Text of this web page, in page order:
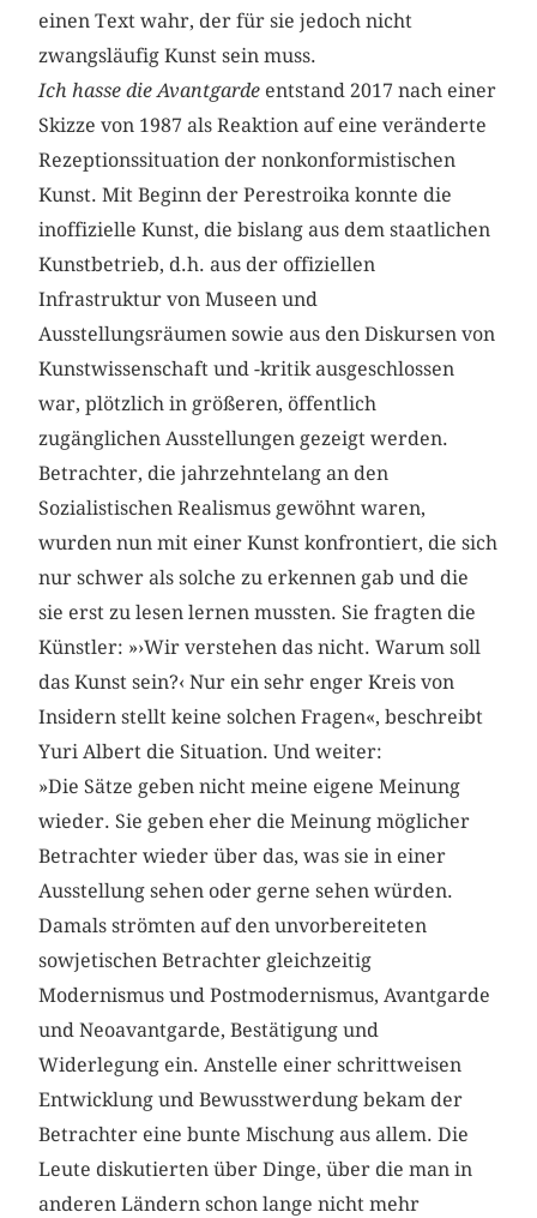
einen Text wahr, der für sie jedoch nicht
zwangsläufig Kunst sein muss.
Ich hasse die Avantgarde entstand 2017 nach einer
Skizze von 1987 als Reaktion auf eine veränderte
Rezeptionssituation der nonkonformistischen
Kunst. Mit Beginn der Perestroika konnte die
inoffizielle Kunst, die bislang aus dem staatlichen
Kunstbetrieb, d.h. aus der offiziellen
Infrastruktur von Museen und
Ausstellungsräumen sowie aus den Diskursen von
Kunstwissenschaft und -kritik ausgeschlossen
war, plötzlich in größeren, öffentlich
zugänglichen Ausstellungen gezeigt werden.
Betrachter, die jahrzehntelang an den
Sozialistischen Realismus gewöhnt waren,
wurden nun mit einer Kunst konfrontiert, die sich
nur schwer als solche zu erkennen gab und die
sie erst zu lesen lernen mussten. Sie fragten die
Künstler: »›Wir verstehen das nicht. Warum soll
das Kunst sein?‹ Nur ein sehr enger Kreis von
Insidern stellt keine solchen Fragen«, beschreibt
Yuri Albert die Situation. Und weiter:
»Die Sätze geben nicht meine eigene Meinung
wieder. Sie geben eher die Meinung möglicher
Betrachter wieder über das, was sie in einer
Ausstellung sehen oder gerne sehen würden.
Damals strömten auf den unvorbereiteten
sowjetischen Betrachter gleichzeitig
Modernismus und Postmodernismus, Avantgarde
und Neoavantgarde, Bestätigung und
Widerlegung ein. Anstelle einer schrittweisen
Entwicklung und Bewusstwerdung bekam der
Betrachter eine bunte Mischung aus allem. Die
Leute diskutierten über Dinge, über die man in
anderen Ländern schon lange nicht mehr